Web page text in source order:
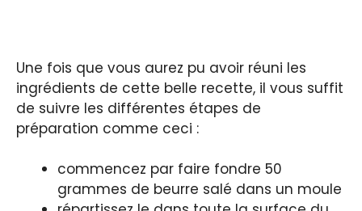
Une fois que vous aurez pu avoir réuni les
ingrédients de cette belle recette, il vous suffit
de suivre les différentes étapes de
préparation comme ceci :
commencez par faire fondre 50
grammes de beurre salé dans un moule